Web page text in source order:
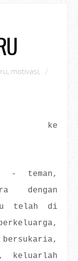
, motivasi,
ke
- teman,
dengan
telah di
keluarlah